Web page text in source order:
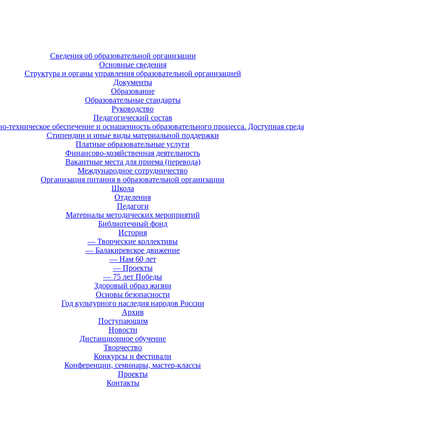
Сведения об образовательной организации
Основные сведения
Структура и органы управления образовательной организацией
Документы
Образование
Образовательные стандарты
Руководство
Педагогический состав
техническое обеспечение и оснащенность образовательного процесса. Доступная среда
Стипендии и иные виды материальной поддержки
Платные образовательные услуги
Финансово-хозяйственная деятельность
Вакантные места для приема (перевода)
Международное сотрудничество
Организация питания в образовательной организации
Школа
Отделения
Педагоги
Материалы методических мероприятий
Библиотечный фонд
История
— Творческие коллективы
— Балакиревское движение
— Нам 60 лет
— Проекты
— 75 лет Победы
Здоровый образ жизни
Основы безопасности
Год культурного наследия народов России
Архив
Поступающим
Новости
Дистанционное обучение
Творчество
Конкурсы и фестивали
Конференции, семинары, мастер-классы
Проекты
Контакты